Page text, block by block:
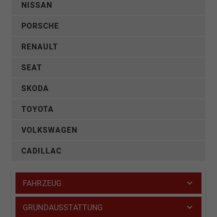
NISSAN
PORSCHE
RENAULT
SEAT
SKODA
TOYOTA
VOLKSWAGEN
CADILLAC
FAHRZEUG
GRUNDAUSSTATTUNG